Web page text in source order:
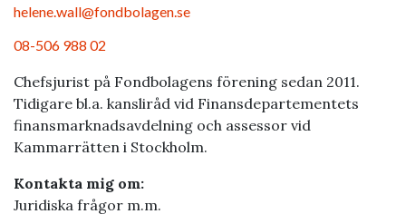
helene.wall@fondbolagen.se
08-506 988 02
Chefsjurist på Fondbolagens förening sedan 2011.
Tidigare bl.a. kansliråd vid Finansdepartementets
finansmarknadsavdelning och assessor vid
Kammarrätten i Stockholm.
Kontakta mig om:
Juridiska frågor m.m.